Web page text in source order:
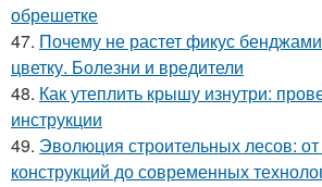
обрешетке
47. Почему не растет фикус
цветку. Болезни и вредители
48. Как утеплить крышу изнутри:
инструкции
49. Эволюция строительных лесов:
конструкций до современных